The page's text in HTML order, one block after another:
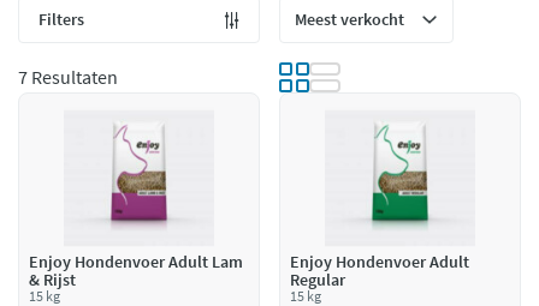
Betaal met Klarna
Filters
7 Resultaten
Enjoy Hondenvoer Adult Lam
& Rijst
15 kg
Enjoy Hondenvoer Adult
Regular
15 kg